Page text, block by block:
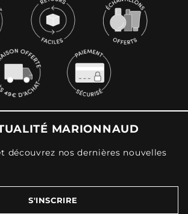
MARIONNAUD
découvrez nos dernières nouvelles
S'INSCRIRE